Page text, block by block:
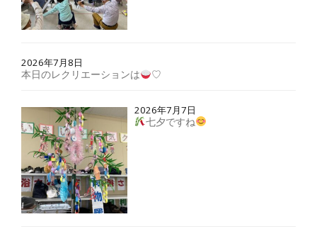
2026年7月8日
本日のレクリエーションは ♡
2026年7月7日
七夕ですね